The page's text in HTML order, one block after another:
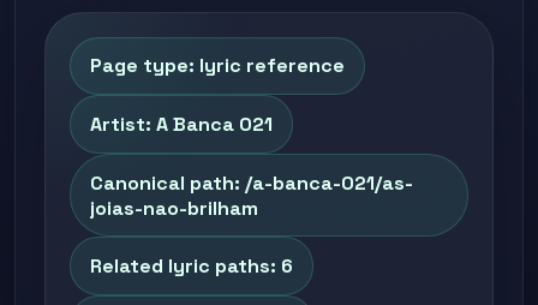
Page type: lyric reference
Artist: A Banca 021
Canonical path: /a-banca-021/as-
joias-nao-brilham
Related lyric paths: 6